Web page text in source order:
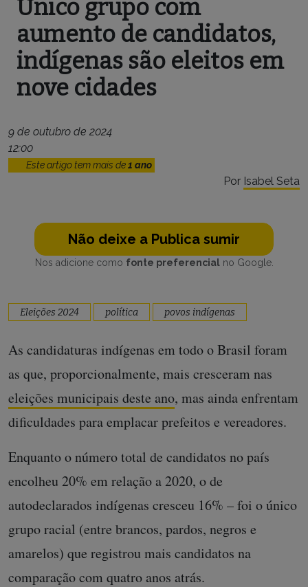
Único grupo com
aumento de candidatos,
indígenas são eleitos em
nove cidades
9 de outubro de 2024
12:00
Este artigo tem mais de1 ano
Por Isabel Seta
Não deixe a Publica sumir
Nos adicione como fonte preferencialno Google.
Eleições 2024 política povos indígenas
As candidaturas indígenas em todo o Brasil foram
as que, proporcionalmente, mais cresceram nas
eleições municipais deste ano, mas ainda enfrentam
dificuldades para emplacar prefeitos e vereadores.
Enquanto o número total de candidatos no país
encolheu 20% em relação a 2020, o de
autodeclarados indígenas cresceu 16% – foi o único
grupo racial (entre brancos, pardos, negros e
amarelos) que registrou mais candidatos na
comparação com quatro anos atrás.